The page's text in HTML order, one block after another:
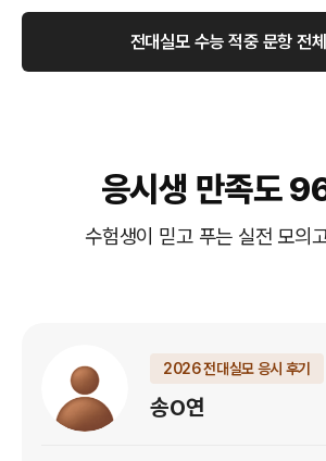
전대실모 수능 적중 문항 전체
응시생 만족도
수험생이 믿고 푸는 실전 모의
2026 전대실모 응시 후기
송O연